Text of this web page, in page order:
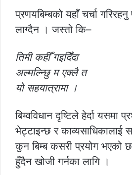
प्रणयबिम्बको यहाँ चर्चा
लाग्दैन । जस्तो कि–
तिमी कहीँ गइदिँदा
अल्मल्न्छिु म एक्लै त
यो सहयात्रामा ।
बिम्वविधान दृष्टिले हेर्दा यसमा
भेट्टाइन्छ र
कुन बिम्ब कसरी प्रयोग भएको
हुँदैन खोजी गर्नका लागि ।